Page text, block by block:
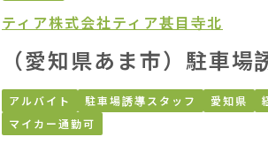
ティア株式会社ティア甚目寺北
（愛知県あま市）駐車場
アルバイト 駐車場誘導スタッフ 愛知県
マイカー通勤可